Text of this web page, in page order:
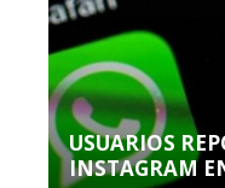
USUARIOS
INSTAGRAM